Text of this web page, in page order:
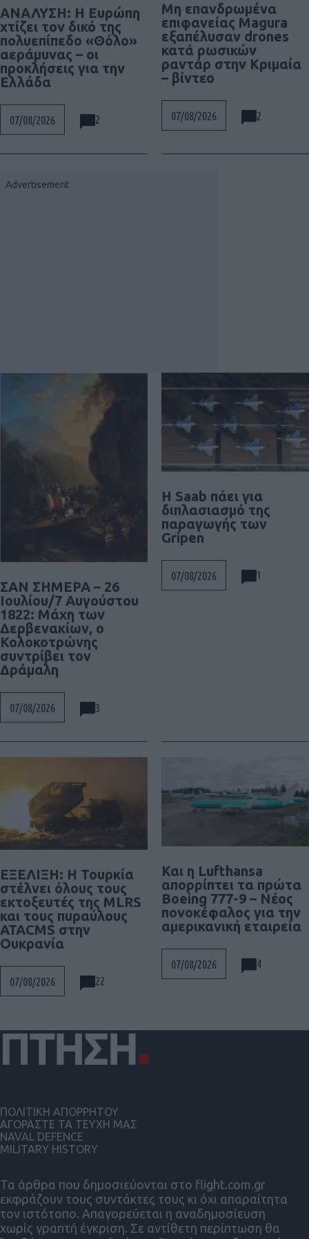
ΑΝΑΛΥΣΗ: Η Ευρώπη
χτίζει τον δικό της
πολυεπίπεδο «Θόλο»
αεράμυνας – οι
προκλήσεις για την
Ελλάδα
07/08/2026 2
Μη επανδρωμένα
επιφανείας Magura
εξαπέλυσαν drones
κατά ρωσικών
ραντάρ στην Κριμαία
– βίντεο
07/08/2026 2
ΣΑΝ ΣΗΜΕΡΑ – 26
Ιουλίου/7 Αυγούστου
1822: Μάχη των
Δερβενακίων, ο
Κολοκοτρώνης
συντρίβει τον
Δράμαλη
07/08/2026 3
H Saab πάει για
διπλασιασμό της
παραγωγής των
Gripen
07/08/2026 1
ΕΞΕΛΙΞΗ: H Τουρκία
στέλνει όλους τους
εκτοξευτές της MLRS
και τους πυραύλους
ATACMS στην
Ουκρανία
07/08/2026 22
Και η Lufthansa
απορρίπτει τα πρώτα
Boeing 777-9 – Νέος
πονοκέφαλος για την
αμερικανική εταιρεία
07/08/2026 4
Τα άρθρα που δημοσιεύονται στο flight.com.gr
εκφράζουν τους συντάκτες τους κι όχι απαραίτητα
τον ιστότοπο. Απαγορεύεται η αναδημοσίευση
χωρίς γραπτή έγκριση. Σε αντίθετη περίπτωση θα
ΠΟΛΙΤΙΚΗ ΑΠΟΡΡΗΤΟΥ
ΑΓΟΡΑΣΤΕ ΤΑ ΤΕΥΧΗ ΜΑΣ
NAVAL DEFENCE
MILITARY HISTORY